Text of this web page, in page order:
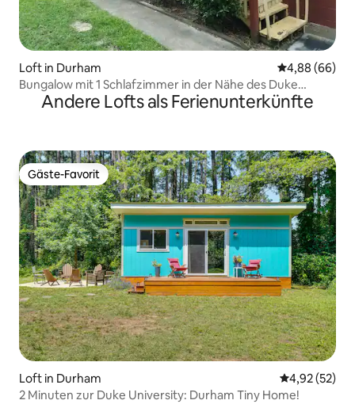
Loft in Durham
4,88 (66)
Bungalow mit 1 Schlafzimmer in der Nähe des Duke
Hospital | Ruhig & privat
Andere Lofts als Ferienunterkünfte
Gäste-Favorit
Gäste-Favorit
Loft in Durham
4,92 (52)
2 Minuten zur Duke University: Durham Tiny Home!